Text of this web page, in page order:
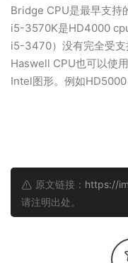
Bridge CPU是最早支
i5-3570K是HD4000
i5-3470）没有完全受
Haswell CPU也可以使
Intel图形。例如
原文链接： https://
请注明出处。